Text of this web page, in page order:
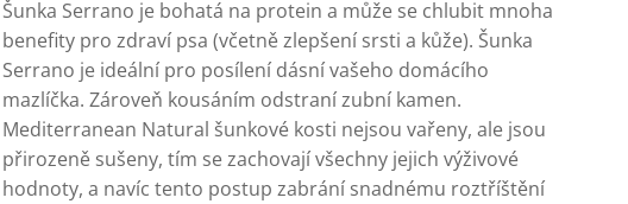
Šunka Serrano je bohatá na protein a může se chlubit mnoha
benefity pro zdraví psa (včetně zlepšení srsti a kůže). Šunka
Serrano je ideální pro posílení dásní vašeho domácího
mazlíčka. Zároveň kousáním odstraní zubní kamen.
Mediterranean Natural šunkové kosti nejsou vařeny, ale jsou
přirozeně sušeny, tím se zachovají všechny jejich výživové
hodnoty, a navíc tento postup zabrání snadnému roztříštění